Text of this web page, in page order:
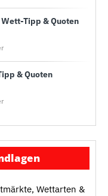
Tipp & Quoten
& Quoten
Wettarten &